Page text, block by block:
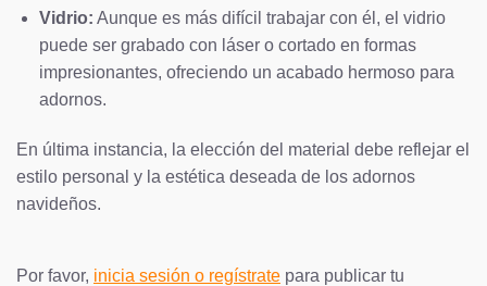
Vidrio: Aunque es más difícil trabajar con él, el vidrio
puede ser grabado con láser o cortado en formas
impresionantes, ofreciendo un acabado hermoso para
adornos.
En última instancia, la elección del material debe reflejar el
estilo personal y la estética deseada de los adornos
navideños.
Por favor, inicia sesión o regístrate para publicar tu